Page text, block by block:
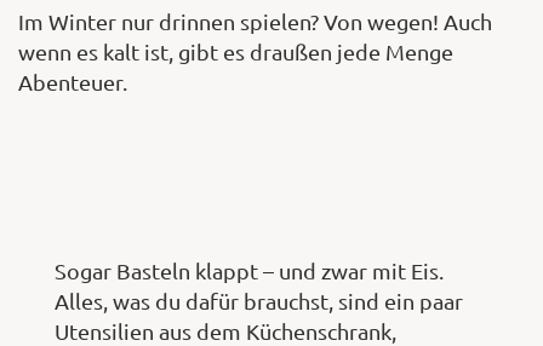
Im Winter nur drinnen spielen? Von wegen! Auch
wenn es kalt ist, gibt es draußen jede Menge
Abenteuer.
Sogar Basteln klappt – und zwar mit Eis.
Alles, was du dafür brauchst, sind ein paar
Utensilien aus dem Küchenschrank,